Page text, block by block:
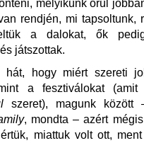
melyikünk örül
rendjén, mi tapsoltunk,
a dalokat, ők
játszottak.
hát, hogy miért szereti
a fesztiválokat (amit
szeret), magunk között
, mondta – azért
miattuk volt ott,